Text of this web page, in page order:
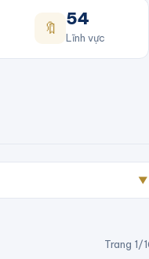
🔖 54
Lĩnh vực
▼
Trang 1/